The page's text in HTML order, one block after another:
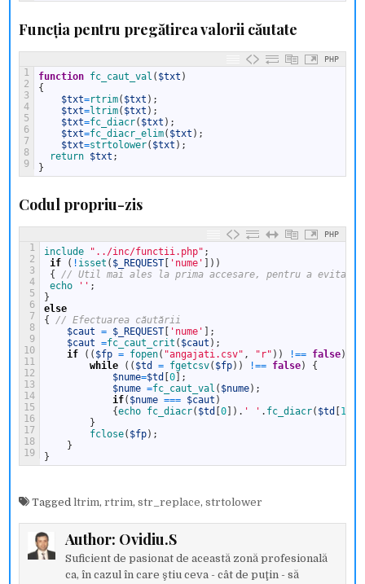
Funcţia pentru pregătirea valorii căutate
PHP
1
2
3
4
5
6
7
8
9
function fc_caut_val ( $txt )
{
$txt=rtrim( $txt ) ;
$txt=ltrim( $txt ) ;
$txt=fc_diacr( $txt ) ;
$txt=fc_diacr_elim( $txt ) ;
$txt=strtolower( $txt ) ;
return $txt ;
}
Codul propriu-zis
PHP
1
2
3
4
5
6
7
8
9
10
11
12
13
14
15
16
17
18
19
include "../inc/functii.php" ;
if
( ! isset ( $_REQUEST 'nume' ) )
{
// Util mai ales la prima accesare, pentru a evita un
echo
'' ;
}
else
{
// Efectuarea căutării
$caut = $_REQUEST 'nume'
;
$caut =fc_caut_crit ( $caut ) ;
if
( ( $fp = fopen( "angajati.csv" , "r" ) ) !== false)
while
( ( $td = fgetcsv( $fp) ) !== false)
{
$nume=$td [0
;
$nume =fc_caut_val ( $nume) ;
if( $nume === $caut )
{echo fc_diacr( $td [0 ) . ' ' . fc_diacr( $td 1
}
fclose( $fp) ;
}
}
Taggedltrim,rtrim,str_replace,strtolower
Author: Ovidiu.S
Suficient de pasionat de această zonă profesională
ca, în cazul în care ştiu ceva - cât de puţin - să